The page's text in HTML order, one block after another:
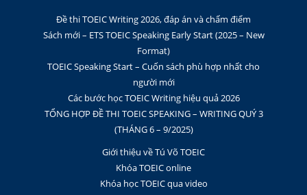
Đề thi TOEIC Writing 2026, đáp án và chấm điểm
Sách mới – ETS TOEIC Speaking Early Start (2025 – New
Format)
TOEIC Speaking Start – Cuốn sách phù hợp nhất cho
người mới
Các bước học TOEIC Writing hiệu quả 2026
TỔNG HỢP ĐỀ THI TOEIC SPEAKING – WRITING QUÝ 3
(THÁNG 6 – 9/2025)
Giới thiệu về Tú Võ TOEIC
Khóa TOEIC online
Khóa học TOEIC qua video